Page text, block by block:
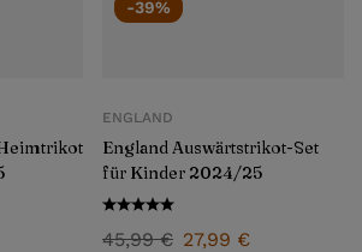
-39%
ENGLAND
England Auswärtstrikot-Set
für Kinder 2024/25
45,99€ 27,99 €